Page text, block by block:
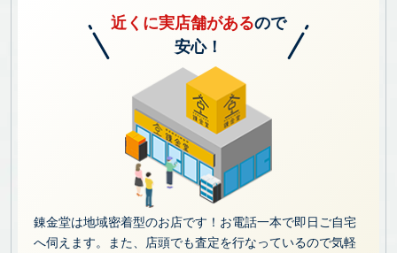
近くに実店舗があるので
安心！
錬金堂は地域密着型のお店です！お電話一本で即日ご自宅
へ伺えます。また、店頭でも査定を行なっているので気軽